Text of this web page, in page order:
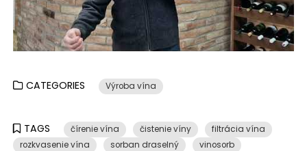
CATEGORIES Výroba vína
TAGS čírenie vína čistenie víny
filtrácia vína
rozkvasenie vína
sorban draselný vinosorb